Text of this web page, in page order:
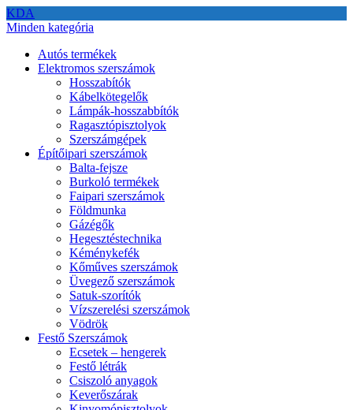
KDA
Minden kategória
Autós termékek
Elektromos szerszámok
Hosszabítók
Kábelkötegelők
Lámpák-hosszabbítók
Ragasztópisztolyok
Szerszámgépek
Építőipari szerszámok
Balta-fejsze
Burkoló termékek
Faipari szerszámok
Földmunka
Gázégők
Hegesztéstechnika
Kéménykefék
Kőműves szerszámok
Üvegező szerszámok
Satuk-szorítók
Vízszerelési szerszámok
Vödrök
Festő Szerszámok
Ecsetek – hengerek
Festő létrák
Csiszoló anyagok
Keverőszárak